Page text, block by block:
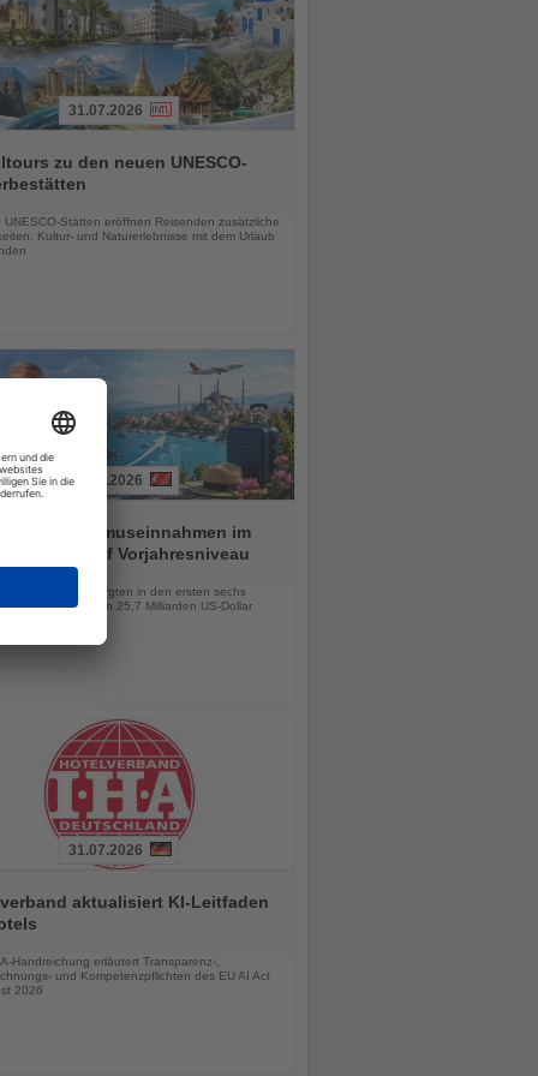
31.07.2026
zu den neuen UNESCO-
UNESCO-Stätten eröffnen Reisenden zusätzliche
Kultur- und Naturerlebnisse mit dem Urlaub
01.08.2026
hält Tourismuseinnahmen im
Halbjahr auf Vorjahresniveau
Besucher sorgten in den ersten sechs
für Einnahmen von 25,7 Milliarden US-Dollar
31.07.2026
aktualisiert KI-Leitfaden
Handreichung erläutert Transparenz-,
und Kompetenzpflichten des EU AI Act
2026